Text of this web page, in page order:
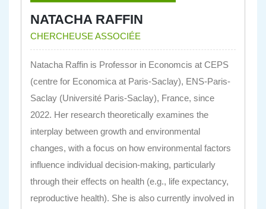
NATACHA RAFFIN
CHERCHEUSE ASSOCIÉE
Natacha Raffin is Professor in Economcis at CEPS
(centre for Economica at Paris-Saclay), ENS-Paris-
Saclay (Université Paris-Saclay), France, since
2022. Her research theoretically examines the
interplay between growth and environmental
changes, with a focus on how environmental factors
influence individual decision-making, particularly
through their effects on health (e.g., life expectancy,
reproductive health). She is also currently involved in